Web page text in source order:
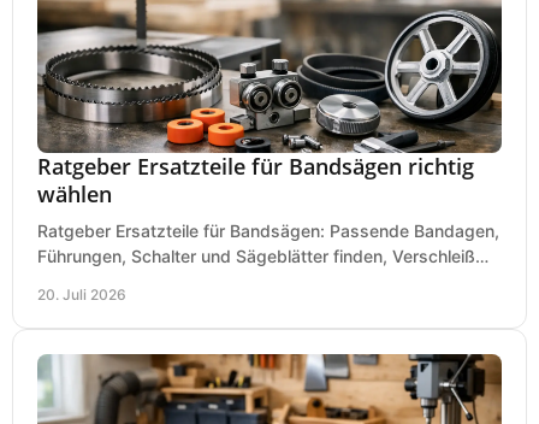
Ratgeber Ersatzteile für Bandsägen richtig
wählen
Ratgeber Ersatzteile für Bandsägen: Passende Bandagen,
Führungen, Schalter und Sägeblätter finden, Verschleiß
20. Juli 2026